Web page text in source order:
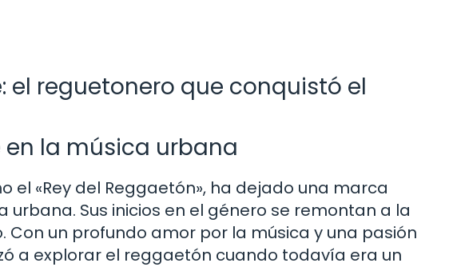
el reguetonero que conquistó el
en la música urbana
el «Rey del Reggaetón», ha dejado una marca
Sus inicios en el género se remontan a la
Con un profundo amor por la música y una pasión
a explorar el reggaetón cuando todavía era un